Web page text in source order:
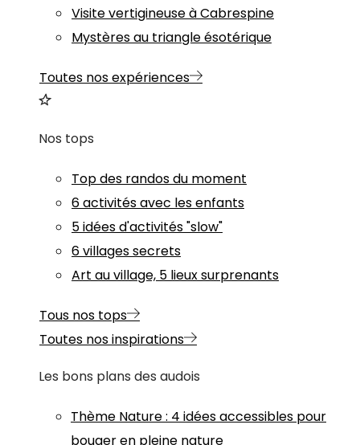
Visite vertigineuse à Cabrespine
Mystères au triangle ésotérique
Toutes nos expériences
Nos tops
Top des randos du moment
6 activités avec les enfants
5 idées d'activités "slow"
6 villages secrets
Art au village, 5 lieux surprenants
Tous nos tops
Toutes nos inspirations
Les bons plans des audois
Thème Nature: 4 idées accessibles pour
bouger en pleine nature